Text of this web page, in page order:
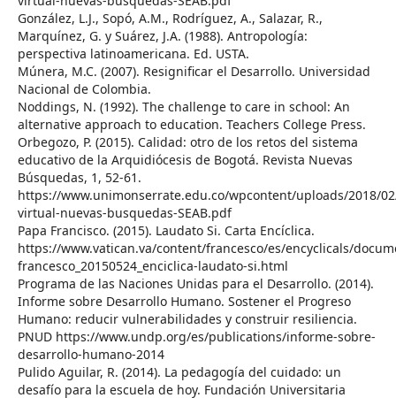
González, L.J., Sopó, A.M., Rodríguez, A., Salazar, R.,
Marquínez, G. y Suárez, J.A. (1988). Antropología:
perspectiva latinoamericana. Ed. USTA.
Múnera, M.C. (2007). Resignificar el Desarrollo. Universidad
Nacional de Colombia.
Noddings, N. (1992). The challenge to care in school: An
alternative approach to education. Teachers College Press.
Orbegozo, P. (2015). Calidad: otro de los retos del sistema
educativo de la Arquidiócesis de Bogotá. Revista Nuevas
Búsquedas, 1, 52-61.
https://www.unimonserrate.edu.co/wpcontent/uploads/2018/
virtual-nuevas-busquedas-SEAB.pdf
Papa Francisco. (2015). Laudato Si. Carta Encíclica.
https://www.vatican.va/content/francesco/es/encyclicals/
francesco_20150524_enciclica-laudato-si.html
Programa de las Naciones Unidas para el Desarrollo. (2014).
Informe sobre Desarrollo Humano. Sostener el Progreso
Humano: reducir vulnerabilidades y construir resiliencia.
PNUD https://www.undp.org/es/publications/informe-sobre-
desarrollo-humano-2014
Pulido Aguilar, R. (2014). La pedagogía del cuidado: un
desafío para la escuela de hoy. Fundación Universitaria